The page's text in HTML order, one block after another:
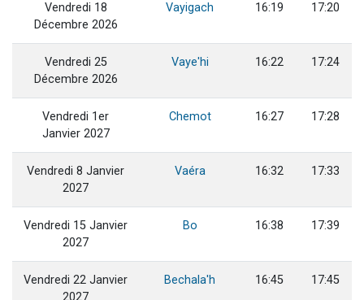
Vendredi 18
Décembre 2026
Vayigach 16:19 17:20
Vendredi 25
Décembre 2026
Vaye'hi 16:22 17:24
Vendredi 1er
Janvier 2027
Chemot 16:27 17:28
Vendredi 8 Janvier
2027
Vaéra 16:32 17:33
Vendredi 15 Janvier
2027
Bo 16:38 17:39
Vendredi 22 Janvier
Bechala'h 16:45 17:45